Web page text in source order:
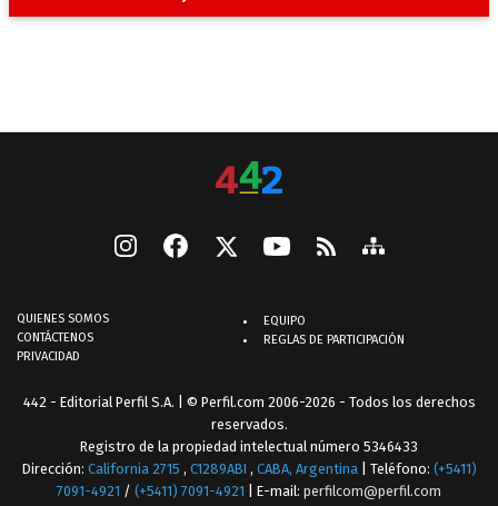
QUIENES SOMOS
CONTÁCTENOS
PRIVACIDAD
EQUIPO
REGLAS DE PARTICIPACIÓN
442 - Editorial Perfil S.A. | © Perfil.com 2006-2026 - Todos los derechos
reservados.
Registro de la propiedad intelectual número 5346433
Dirección: California 2715 , C1289ABI , CABA, Argentina | Teléfono: (+5411)
7091-4921 / (+5411) 7091-4921 | E-mail: perfilcom@perfil.com